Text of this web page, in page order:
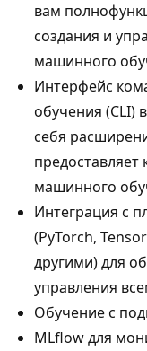
вам
создания и
машинного
Интерфейс
обучения (CLI)
себя
машинного
Интеграция с
(PyTorch,
другими) для
управления
Обучение с
MLflow для